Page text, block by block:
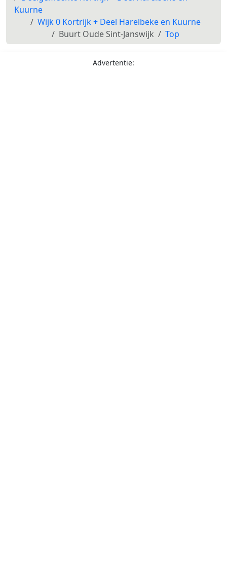
Kuurne
Wijk 0 Kortrijk + Deel Harelbeke en Kuurne
Buurt Oude Sint-Janswijk
Top
Advertentie: